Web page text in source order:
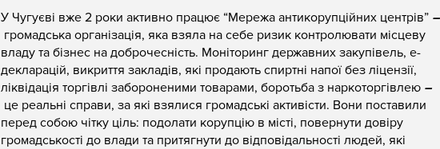
У Чугуєві вже 2 роки активно працює “Мережа антикорупційних центрів” –
громадська організація, яка взяла на себе ризик контролювати місцеву
владу та бізнес на доброчесність. Моніторинг державних закупівель, е-
декларацій, викриття закладів, які продають спиртні напої без ліцензії,
ліквідація торгівлі забороненими товарами, боротьба з наркоторгівлею –
це реальні справи, за які взялися громадські активісти. Вони поставили
перед собою чітку ціль: подолати корупцію в місті, повернути довіру
громадськості до влади та притягнути до відповідальності людей, які